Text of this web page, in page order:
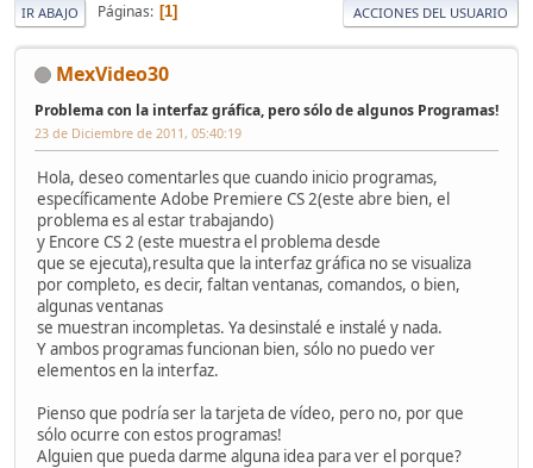
IR ABAJO Páginas 1 ACCIONES DEL USUARIO
MexVideo30
Problema con la interfaz gráfica, pero sólo de algunos Programas!
23 de Diciembre de 2011, 05:40:19
Hola, deseo comentarles que cuando inicio programas,
específicamente Adobe Premiere CS 2(este abre bien, el
problema es al estar trabajando)
y Encore CS 2 (este muestra el problema desde
que se ejecuta),resulta que la interfaz gráfica no se visualiza
por completo, es decir, faltan ventanas, comandos, o bien,
algunas ventanas
se muestran incompletas. Ya desinstalé e instalé y nada.
Y ambos programas funcionan bien, sólo no puedo ver
elementos en la interfaz.
Pienso que podría ser la tarjeta de vídeo, pero no, por que
sólo ocurre con estos programas!
Alguien que pueda darme alguna idea para ver el porque?